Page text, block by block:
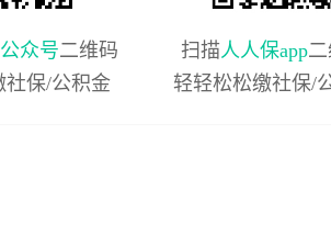
众号二维码
社保/公积金
扫描人人保app
轻轻松松缴社保/